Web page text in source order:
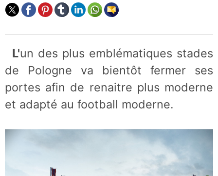
L'un des plus emblématiques stades
de Pologne va bientôt fermer ses
portes afin de renaitre plus moderne
et adapté au football moderne.